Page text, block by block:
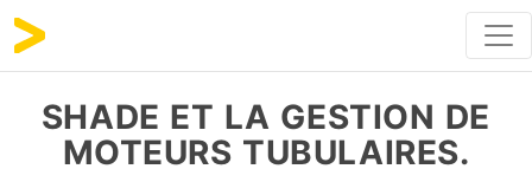
SHADE ET LA GESTION DE
MOTEURS TUBULAIRES.